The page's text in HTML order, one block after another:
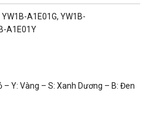
A1E01G, YW1B-
A1E01Y
– Y: Vàng – S: Xanh Dương – B: Đen